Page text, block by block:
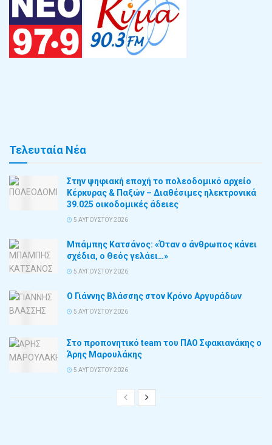
Τελευταία Νέα
Στην ψηφιακή εποχή το πολεοδομικό αρχείο
Κέρκυρας & Παξών – Διαθέσιμες ηλεκτρονικά
39.025 οικοδομικές άδειες
5 ΑΥΓΟΎΣΤΟΥ 2026
Μπάμπης Κατσάνος: «Όταν ο άνθρωπος κάνει
σχέδια, ο Θεός γελάει…»
5 ΑΥΓΟΎΣΤΟΥ 2026
Ο Γιάννης Βλάσσης στον Κρόνο Αργυράδων
5 ΑΥΓΟΎΣΤΟΥ 2026
Στο προπονητικό team του ΠΑΟ Σφακιανάκης ο
Άρης Μαρουλάκης
5 ΑΥΓΟΎΣΤΟΥ 2026